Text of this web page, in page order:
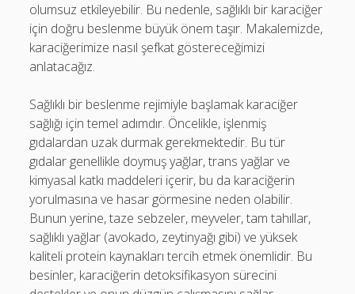
olumsuz etkileyebilir. Bu nedenle, sağlıklı bir karaciğer
için doğru beslenme büyük önem taşır. Makalemizde,
karaciğerimize nasıl şefkat göstereceğimizi
anlatacağız.
Sağlıklı bir beslenme rejimiyle başlamak karaciğer
sağlığı için temel adımdır. Öncelikle, işlenmiş
gıdalardan uzak durmak gerekmektedir. Bu tür
gıdalar genellikle doymuş yağlar, trans yağlar ve
kimyasal katkı maddeleri içerir, bu da karaciğerin
yorulmasına ve hasar görmesine neden olabilir.
Bunun yerine, taze sebzeler, meyveler, tam tahıllar,
sağlıklı yağlar (avokado, zeytinyağı gibi) ve yüksek
kaliteli protein kaynakları tercih etmek önemlidir. Bu
besinler, karaciğerin detoksifikasyon sürecini